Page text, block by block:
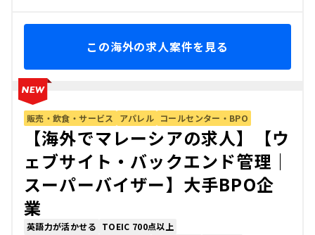
この海外の求人案件を見る
販売・飲食・サービス アパレル コールセンター・BPO
【海外でマレーシアの求人】【ウ
ェブサイト・バックエンド管理｜
スーパーバイザー】大手BPO企
業
英語力が活かせる TOEIC 700点以上